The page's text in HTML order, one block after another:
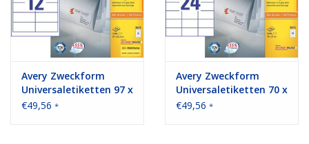
Avery Zweckform
Universaletiketten 97 x
42,3 mm 100 Blatt
€49,56 *
Avery Zweckform
Universaletiketten 70 x
37 mm 100 Blatt
€49,56 *